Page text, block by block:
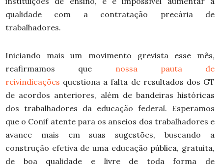
qualidade com a contratação precária de
trabalhadores.
Iniciando mais um movimento grevista esse mês,
reafirmamos que nossa pauta de
reivindicações questiona a falta de resultados dos GT
de acordos anteriores, além de bandeiras históricas
dos trabalhadores da educação federal. Esperamos
que o Conif atente para os anseios dos trabalhadores e
avance mais em suas sugestões, buscando a
construção efetiva de uma educação pública, gratuita,
de boa qualidade e livre de toda forma de